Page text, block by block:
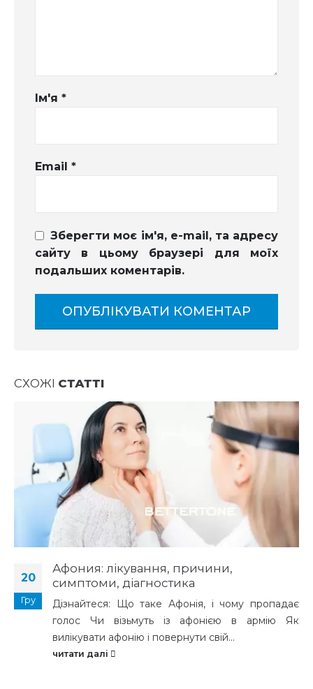
Ім'я *
Email *
Зберегти моє ім'я, e-mail, та адресу
сайту в цьому браузері для моїх
подальших коментарів.
СХОЖІ СТАТТІ
20
Гру
Афония: лікування, причини,
симптоми, діагностика
Дізнайтеся: Що таке Афонія, і чому пропадає
голос Чи візьмуть із афонією в армію Як
вилікувати афонію і повернути свій...
читати далі